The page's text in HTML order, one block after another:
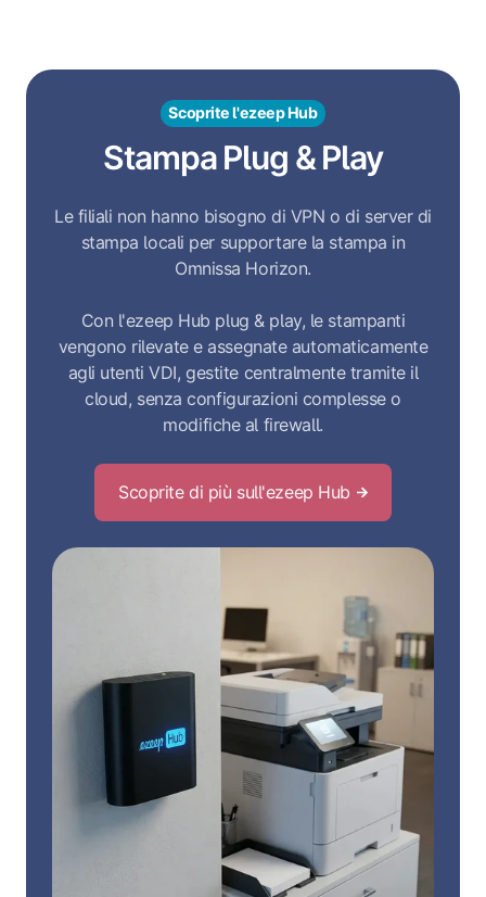
Scoprite l'ezeep Hub
Stampa Plug & Play
Le filiali non hanno bisogno di VPN o di server di
stampa locali per supportare la stampa in
Omnissa Horizon.
Con l'ezeep Hub plug & play, le stampanti
vengono rilevate e assegnate automaticamente
agli utenti VDI, gestite centralmente tramite il
cloud, senza configurazioni complesse o
modifiche al firewall.
Scoprite di più sull'ezeep Hub